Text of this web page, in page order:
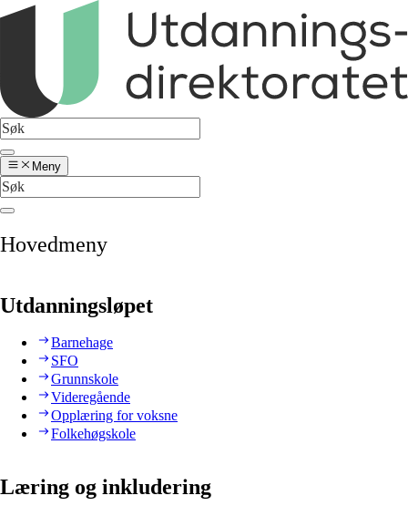
Meny
Hovedmeny
Utdanningsløpet
Barnehage
SFO
Grunnskole
Videregående
Opplæring for voksne
Folkehøgskole
Læring og inkludering